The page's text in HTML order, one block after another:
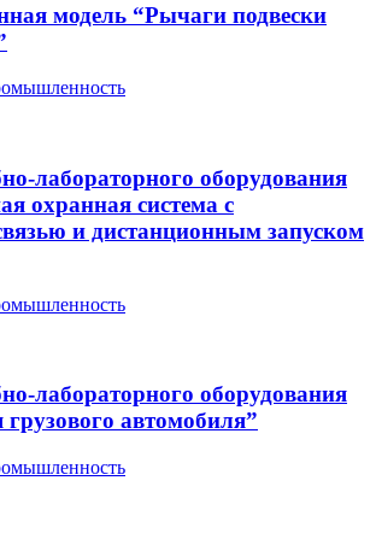
модель “Рычаги подвески
лабораторного оборудования
охранная система с
и дистанционным запуском
лабораторного оборудования
автомобиля”